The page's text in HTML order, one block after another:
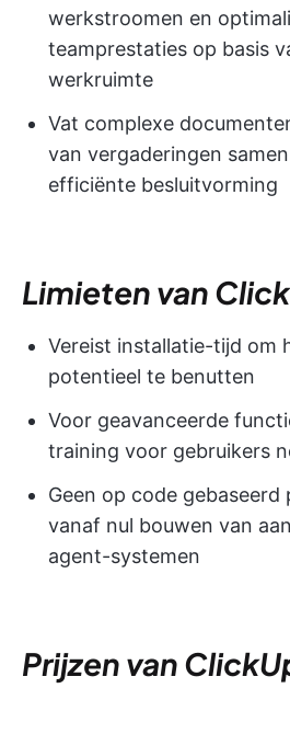
werkstroomen en
teamprestaties op basis
werkruimte
Vat complexe
van vergaderingen
efficiënte besluitvorming
Limieten van
Vereist installatie-tijd om
potentieel te benutten
Voor geavanceerde
training voor gebruikers
Geen op code
vanaf nul bouwen van
agent-systemen
Prijzen van